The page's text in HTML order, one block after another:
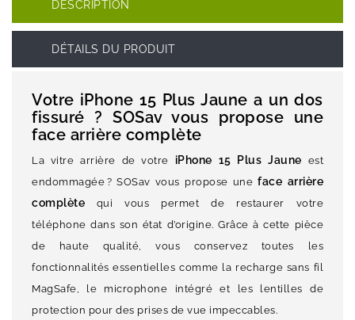
DESCRIPTION
DÉTAILS DU PRODUIT
Votre iPhone 15 Plus Jaune a un dos
fissuré ? SOSav vous propose une
face arrière complète
La vitre arrière de votre iPhone 15 Plus Jaune est
endommagée ? SOSav vous propose uneface arrière
complète qui vous permet de restaurer votre
téléphone dans son état d’origine. Grâce à cette pièce
de haute qualité, vous conservez toutes les
fonctionnalités essentielles comme la recharge sans fil
MagSafe, le microphone intégré et les lentilles de
protection pour des prises de vue impeccables.